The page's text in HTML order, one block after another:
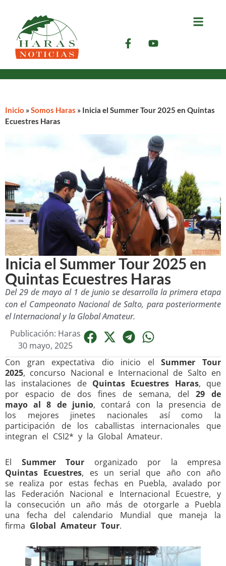
Inicio »Somos Haras » Inicia el Summer Tour 2025 en Quintas
Ecuestres Haras
Inicia el Summer Tour 2025 en
Quintas Ecuestres Haras
Del 29 de mayo al 1 de junio se desarrolla la primera etapa
con el Campeonato Nacional de Salto, para posteriormente
el Internacional y la Global Amateur.
Publicación: Haras
30 mayo, 2025
Con gran expectativa dio inicio elSummer Tour
2025, concurso Nacional e Internacional de Salto en
las instalaciones de Quintas Ecuestres Haras, que
por espacio de dos fines de semana, del 29 de
mayo al 8 de junio, contará con la presencia de
los mejores jinetes nacionales así como la
participación de los caballistas internacionales que
integran el CSI2* y la Global Amateur.
El Summer Tour organizado por la empresa
Quintas Ecuestres, es un serial que año con año
se realiza por estas fechas en Puebla, avalado por
las Federación Nacional e Internacional Ecuestre, y
la consecución un año más de otorgarle a Puebla
una fecha del calendario Mundial que maneja la
firma Global Amateur Tour.